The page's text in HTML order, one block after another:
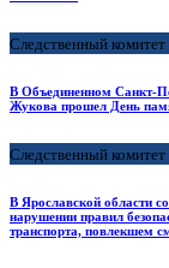
Следственный
В Объединенном Санкт-
Жукова прошел День
Следственный
В Ярославской области
нарушении правил
транспорта, повлекшем